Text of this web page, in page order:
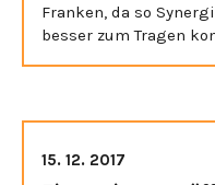
Franken, da so
besser zum Tragen
15. 12. 2017